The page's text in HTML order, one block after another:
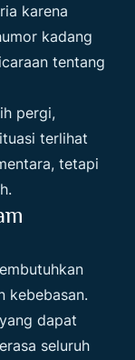
karena
kadang
tentang
pergi,
terlihat
tetapi
kebebasan.
dapat
seluruh